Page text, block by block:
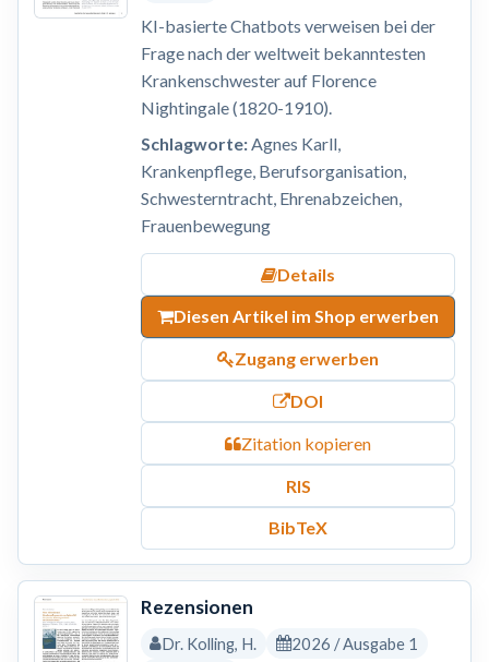
KI-basierte Chatbots verweisen bei der
Frage nach der weltweit bekanntesten
Krankenschwester auf Florence
Nightingale (1820-1910).
Schlagworte:Agnes Karll,
Krankenpflege, Berufsorganisation,
Schwesterntracht, Ehrenabzeichen,
Frauenbewegung
Details
Diesen Artikel im Shop erwerben
Zugang erwerben
DOI
Zitation kopieren
RIS
BibTeX
Rezensionen
Dr. Kolling, H.
2026 / Ausgabe 1